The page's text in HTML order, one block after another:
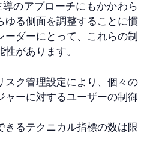
のアプローチにもかかわら
ゆる側面を調整することに慣
ダーにとって、これらの制
があります。
スク管理設定により、個々の
ャーに対するユーザーの制御
きるテクニカル指標の数は限